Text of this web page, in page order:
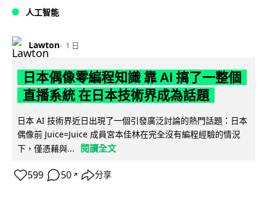
人工智能
Lawton 1 日
日本偶像零編程知識 靠 AI 搞了一整個
直播系統 在日本技術界成為話題
日本 AI 技術界近日出現了一個引發廣泛討論的熱門話題：日本
偶像前 Juice=Juice 成員宮本佳林在完全沒有編程經驗的情況
下，僅憑藉與...
閱讀全文
599 50 ↗ 分享